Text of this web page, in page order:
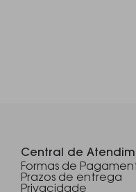
Central de
Formas de
Prazos de entrega
Privacidade